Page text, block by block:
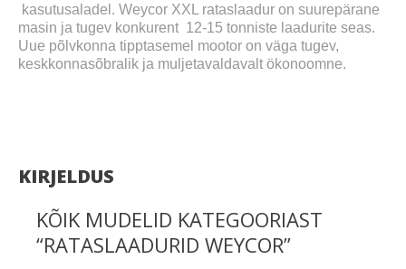
kasutusaladel. Weycor XXL rataslaadur on suurepärane
masin ja tugev konkurent 12-15 tonniste laadurite seas.
Uue põlvkonna tipptasemel mootor on väga tugev,
keskkonnasõbralik ja muljetavaldavalt ökonoomne.
KIRJELDUS
KÕIK MUDELID KATEGOORIAST
“RATASLAADURID WEYCOR”